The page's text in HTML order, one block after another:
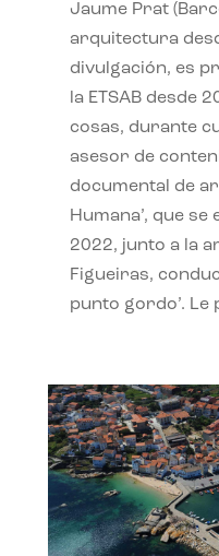
Jaume Prat
arquitectura
divulgación, es
la ETSAB desde
cosas, durante
asesor de
documental de
Humana’, que se
2022, junto a la
Figueiras,
punto gordo’.